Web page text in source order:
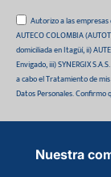
Autorizo a las empresas
AUTECO COLOMBIA
domiciliada en Itagüí, ii)
Envigado, iii) SYNERGIX
a cabo el Tratamiento de
Datos Personales. Confirmo
Nuestra